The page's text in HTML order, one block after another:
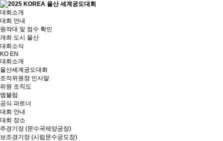
대회소개
대회 안내
원작대 및 점수 확인
개최 도시 울산
대회소식
KO EN
대회소개
울산세계궁도대회
조직위원장 인사말
위원 조직도
엠블럼
공식 파트너
대회 안내
대회 장소
주경기장 (문수국제양궁장)
보조경기장 (시립문수궁도장)